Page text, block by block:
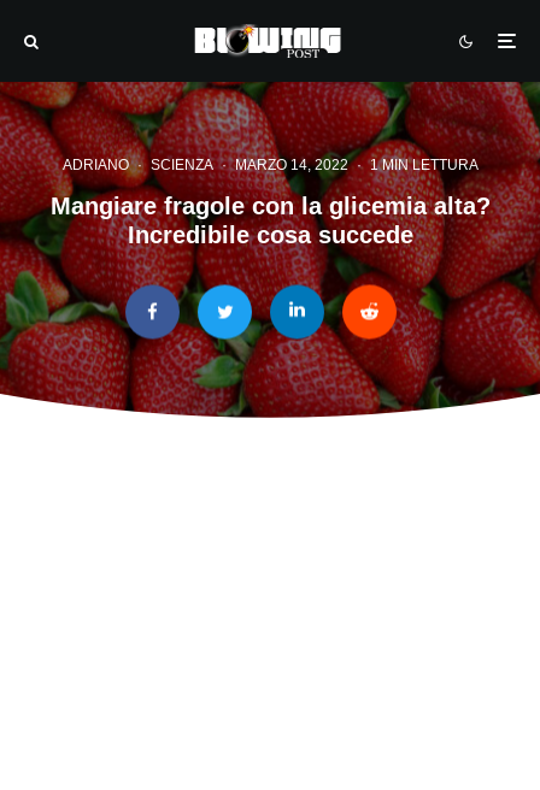
ADRIANO · SCIENZA · MARZO 14, 2022 · 1 MIN LETTURA
Mangiare fragole con la glicemia alta?
Incredibile cosa succede